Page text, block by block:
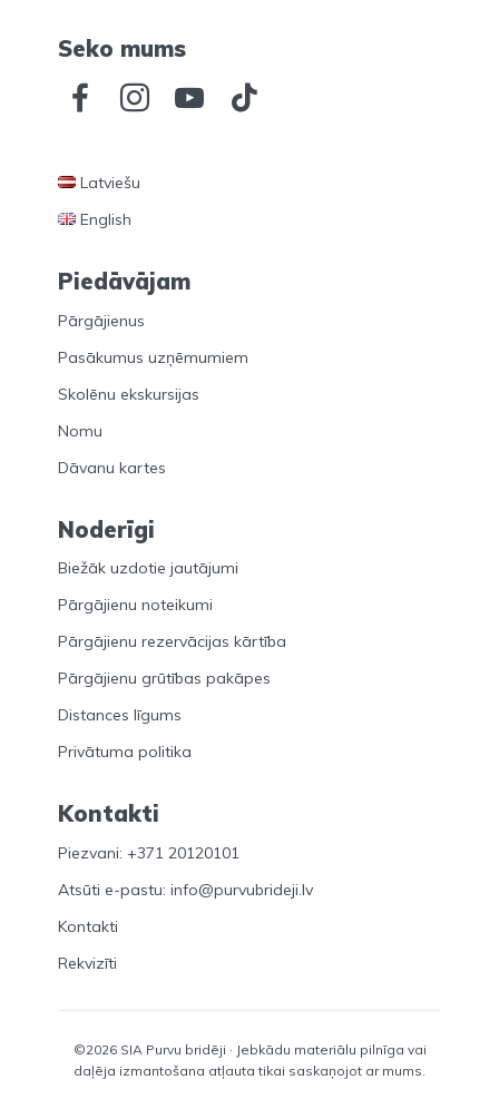
Seko mums
Latviešu
English
Piedāvājam
Pārgājienus
Pasākumus uzņēmumiem
Skolēnu ekskursijas
Nomu
Dāvanu kartes
Noderīgi
Biežāk uzdotie jautājumi
Pārgājienu noteikumi
Pārgājienu rezervācijas kārtība
Pārgājienu grūtības pakāpes
Distances līgums
Privātuma politika
Kontakti
Piezvani: +371 20120101
Atsūti e-pastu: info@purvubrideji.lv
Kontakti
Rekvizīti
©2026 SIA Purvu bridēji · Jebkādu materiālu pilnīga vai
daļēja izmantošana atļauta tikai saskaņojot ar mums.